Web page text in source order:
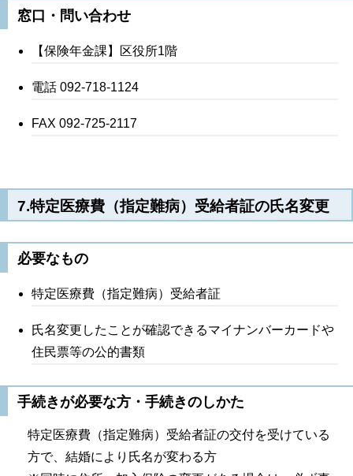
窓口・問い合わせ
【保険年金課】区役所1階
電話 092-718-1124
FAX 092-725-2117
7.特定医療費（指定難病）受給者証の氏名変更
必要なもの
特定医療費（指定難病）受給者証
氏名変更したことが確認できるマイナンバーカードや
住民票等の公的書類
手続きが必要な方・手続きのしかた
特定医療費（指定難病）受給者証の交付を受けている
方で、結婚により氏名が変わる方